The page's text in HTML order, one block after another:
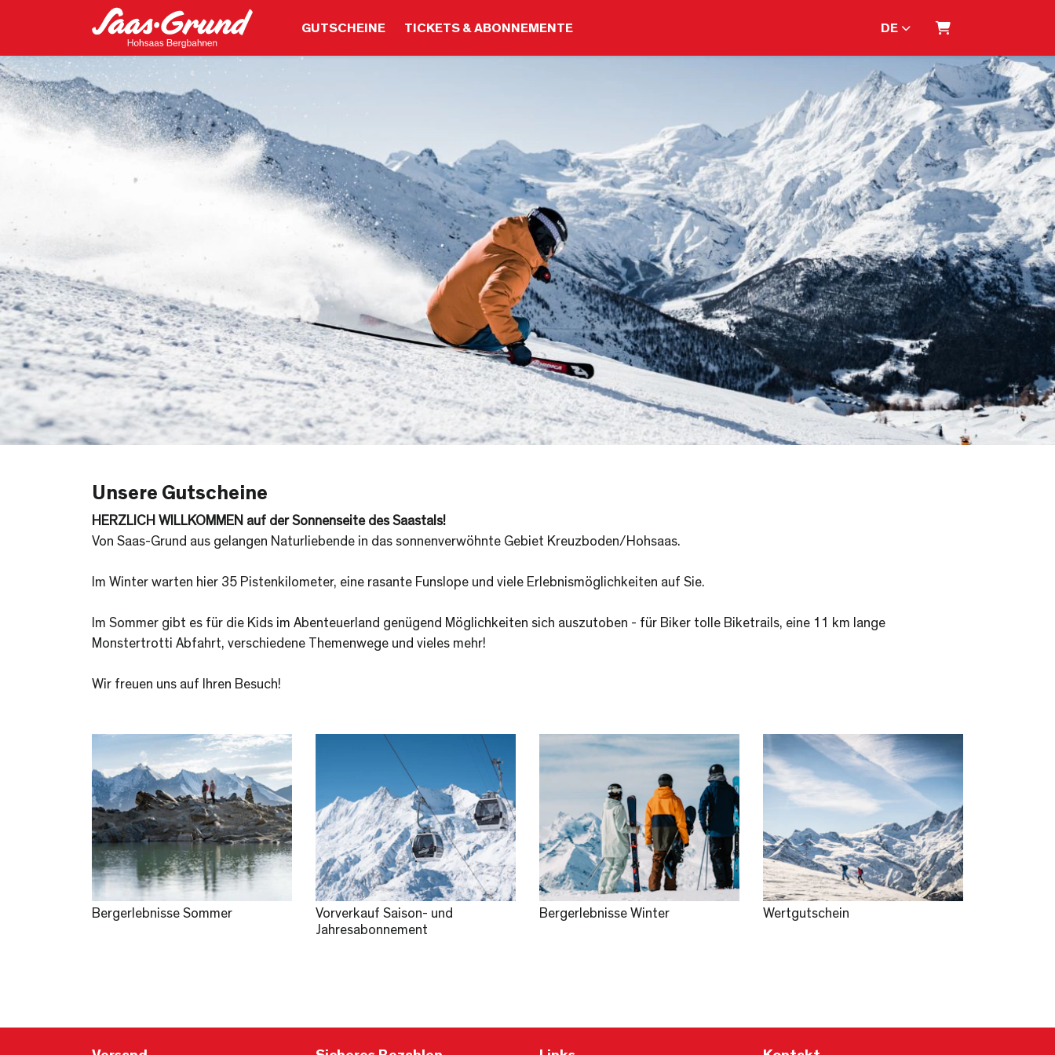
GUTSCHEINE TICKETS & ABONNEMENTE DE
WARENKORB
Unsere Gutscheine
HERZLICH WILLKOMMEN auf der Sonnenseite des Saastals!
Von Saas-Grund aus gelangen Naturliebende in das sonnenverwöhnte Gebiet Kreuzboden/Hohsaas.
Im Winter warten hier 35 Pistenkilometer, eine rasante Funslope und viele Erlebnismöglichkeiten auf Sie.
Im Sommer gibt es für die Kids im Abenteuerland genügend Möglichkeiten sich auszutoben - für Biker tolle Biketrails, eine 11 km lange
Monstertrotti Abfahrt, verschiedene Themenwege und vieles mehr!
Wir freuen uns auf Ihren Besuch!
Bergerlebnisse Sommer
Vorverkauf Saison- und
Jahresabonnement
Bergerlebnisse Winter Wertgutschein